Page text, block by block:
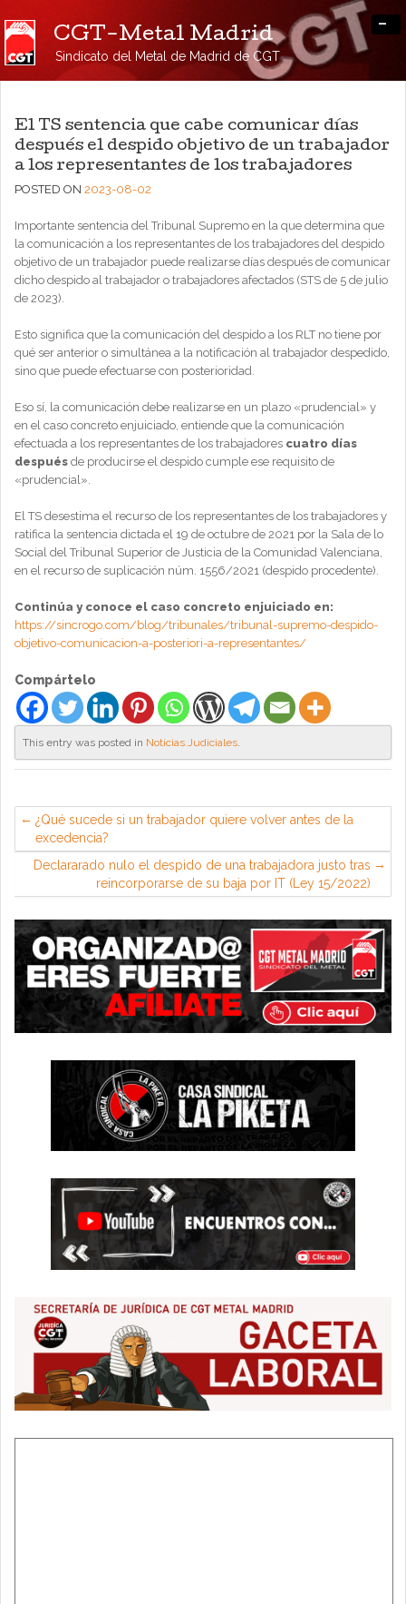
CGT-Metal Madrid
Sindicato del Metal de Madrid de CGT
-
El TS sentencia que cabe comunicar días
después el despido objetivo de un trabajador
a los representantes de los trabajadores
POSTED ON 2023-08-02
Importante sentencia del Tribunal Supremo en la que determina que
la comunicación a los representantes de los trabajadores del despido
objetivo de un trabajador puede realizarse días después de comunicar
dicho despido al trabajador o trabajadores afectados (STS de 5 de julio
de 2023).
Esto significa que la comunicación del despido a los RLT no tiene por
qué ser anterior o simultánea a la notificación al trabajador despedido,
sino que puede efectuarse con posterioridad.
Eso sí, la comunicación debe realizarse en un plazo «prudencial» y
en el caso concreto enjuiciado, entiende que la comunicación
efectuada a los representantes de los trabajadores cuatro días
después de producirse el despido cumple ese requisito de
«prudencial».
El TS desestima el recurso de los representantes de los trabajadores y
ratifica la sentencia dictada el 19 de octubre de 2021 por la Sala de lo
Social del Tribunal Superior de Justicia de la Comunidad Valenciana,
en el recurso de suplicación núm. 1556/2021 (despido procedente).
Continúa y conoce el caso concreto enjuiciado en:
https://sincrogo.com/blog/tribunales/tribunal-supremo-despido-
objetivo-comunicacion-a-posteriori-a-representantes/
Compártelo
This entry was posted in Noticias Judiciales.
¿Qué sucede si un trabajador quiere volver antes de la
excedencia?
Declararado nulo el despido de una trabajadora justo tras
reincorporarse de su baja por IT (Ley 15/2022)